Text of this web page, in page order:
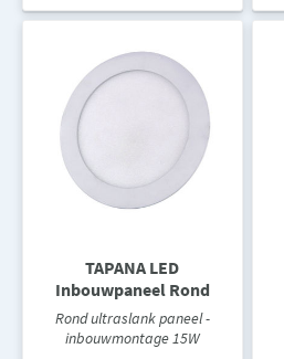
TAPANA LED
Inbouwpaneel Rond
Rond ultraslank paneel -
inbouwmontage 15W